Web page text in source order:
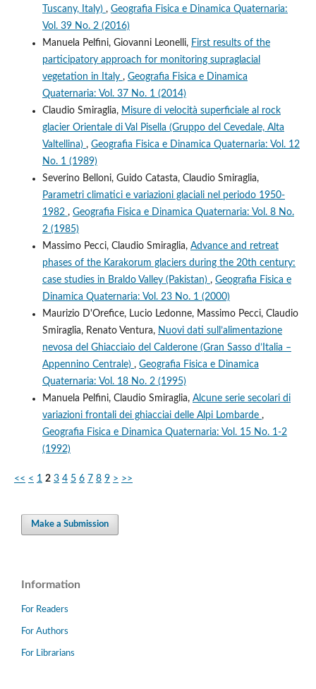
Tuscany, Italy) , Geografia Fisica e Dinamica Quaternaria:
Vol. 39 No. 2 (2016)
Manuela Pelfini, Giovanni Leonelli, First results of the
participatory approach for monitoring supraglacial
vegetation in Italy , Geografia Fisica e Dinamica
Quaternaria: Vol. 37 No. 1 (2014)
Claudio Smiraglia, Misure di velocità superficiale al rock
glacier Orientale di Val Pisella (Gruppo del Cevedale, Alta
Valtellina) , Geografia Fisica e Dinamica Quaternaria: Vol. 12
No. 1 (1989)
Severino Belloni, Guido Catasta, Claudio Smiraglia,
Parametri climatici e variazioni glaciali nel periodo 1950-
1982 , Geografia Fisica e Dinamica Quaternaria: Vol. 8 No.
2 (1985)
Massimo Pecci, Claudio Smiraglia, Advance and retreat
phases of the Karakorum glaciers during the 20th century:
case studies in Braldo Valley (Pakistan) , Geografia Fisica e
Dinamica Quaternaria: Vol. 23 No. 1 (2000)
Maurizio D'Orefice, Lucio Ledonne, Massimo Pecci, Claudio
Smiraglia, Renato Ventura, Nuovi dati sull’alimentazione
nevosa del Ghiacciaio del Calderone (Gran Sasso d’Italia –
Appennino Centrale) , Geografia Fisica e Dinamica
Quaternaria: Vol. 18 No. 2 (1995)
Manuela Pelfini, Claudio Smiraglia, Alcune serie secolari di
variazioni frontali dei ghiacciai delle Alpi Lombarde ,
Geografia Fisica e Dinamica Quaternaria: Vol. 15 No. 1-2
(1992)
<< < 1 2 3 4 5 6 7 8 9 > >>
Make a Submission
Information
For Readers
For Authors
For Librarians